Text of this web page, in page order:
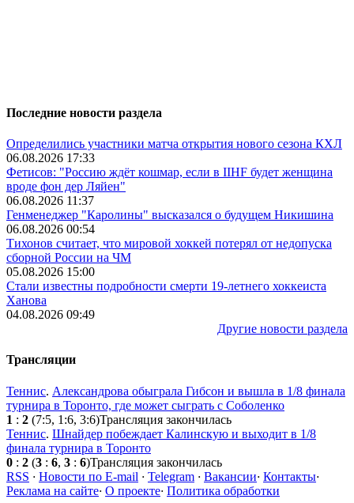
Последние новости раздела
Определились участники матча открытия нового сезона КХЛ
06.08.2026 17:33
Фетисов: "Россию ждёт кошмар, если в IIHF будет женщина
вроде фон дер Ляйен"
06.08.2026 11:37
Генменеджер "Каролины" высказался о будущем Никишина
06.08.2026 00:54
Тихонов считает, что мировой хоккей потерял от недопуска
сборной России на ЧМ
05.08.2026 15:00
Стали известны подробности смерти 19-летнего хоккеиста
Ханова
04.08.2026 09:49
Другие новости раздела
Трансляции
Теннис. Александрова обыграла Гибсон и вышла в 1/8 финала
турнира в Торонто, где может сыграть с Соболенко
1 : 2 (7:5, 1:6, 3:6)Трансляция закончилась
Теннис. Шнайдер побеждает Калинскую и выходит в 1/8
финала турнира в Торонто
0 : 2 (3 : 6, 3 : 6)Трансляция закончилась
RSS · Новости по E-mail · Telegram · Вакансии· Контакты·
Реклама на сайте· О проекте· Политика обработки